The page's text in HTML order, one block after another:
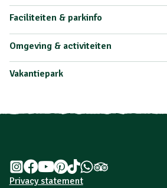
Faciliteiten & parkinfo
Omgeving & activiteiten
Vakantiepark
Privacy statement